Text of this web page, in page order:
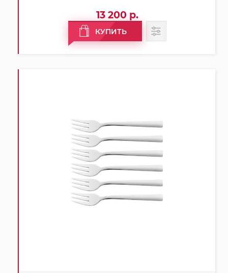
13 200 р.
КУПИТЬ